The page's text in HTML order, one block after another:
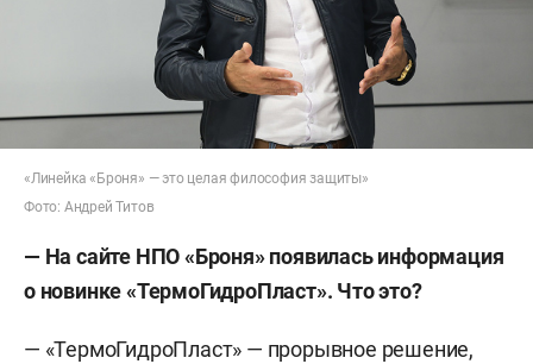
«Линейка «Броня» — это целая философия защиты»
Фото: Андрей Титов
— На сайте НПО «Броня» появилась информация
о новинке «ТермоГидроПласт». Что это?
— «ТермоГидроПласт» — прорывное решение,